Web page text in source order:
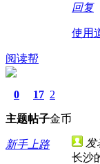
回复
使用
阅读帮
0
主题
17
帖子
2
金币
新手上路 发
长沙